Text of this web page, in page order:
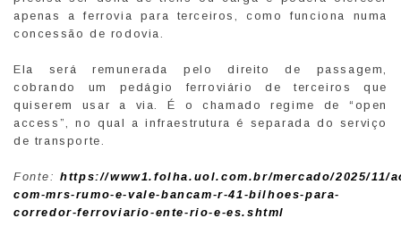
apenas a ferrovia para terceiros, como funciona numa
concessão de rodovia.
Ela será remunerada pelo direito de passagem,
cobrando um pedágio ferroviário de terceiros que
quiserem usar a via. É o chamado regime de “open
access”, no qual a infraestrutura é separada do serviço
de transporte.
Fonte:https://www1.folha.uol.com.br/mercado/2025/11/
com-mrs-rumo-e-vale-bancam-r-41-bilhoes-para-
corredor-ferroviario-ente-rio-e-es.shtml